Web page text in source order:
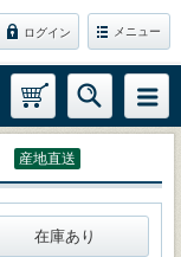
ログイン メニュー
産地直送
在庫あり